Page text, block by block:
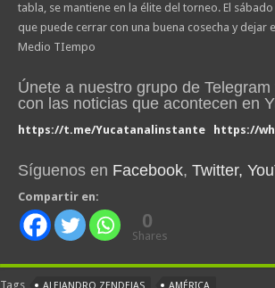
tabla, se mantiene en la élite del torneo. El
que puede cerrar con una buena cosecha y
Medio TIempo
Únete a nuestro grupo de
con las noticias que acontecen en
https://t.me/Yucatanalinstante https://
Síguenos en Facebook, Twitter,
Compartir en:
0
Shares
Tags